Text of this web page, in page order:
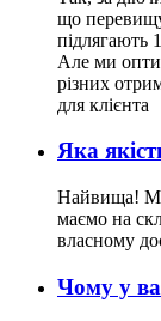
що
підлягають
Але ми
різних
для клієнта
Яка
Найвища! Ми
маємо на
власному
Чому у